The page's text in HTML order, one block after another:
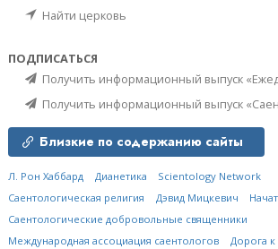
Найти церковь
ПОДПИСАТЬСЯ
Получить информационный выпуск
Получить информационный выпуск
Близкие по содержанию сайты
Л. Рон Хаббард Дианетика
Scientology Network
Саентологическая религия
Дэвид Мицкевич
Саентологические добровольные священники
Международная ассоциация саентологов
Дорога к